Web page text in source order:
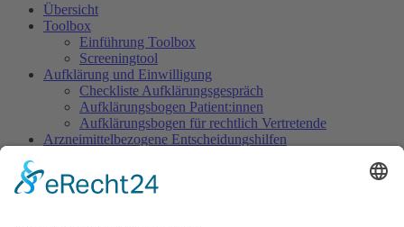
Übersicht
Toolbox
Einführung Toolbox
Screeningtool
Aufklärung und Einwilligung
Checkliste Aufklärungsgespräch
Aufklärungsbogen Patient:innen
Aufklärungsbogen für rechtlich Vertretende
Arzneimittelbezogene Entscheidungshilfen
Warnliste
Dokumentation